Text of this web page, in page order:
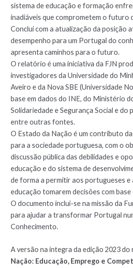
sistema de educação e formação
inadiáveis que comprometem o futuro
Conclui com a atualização da posição
desempenho para um Portugal do
apresenta caminhos para o futuro.
O relatório é uma iniciativa da FJN
investigadores da Universidade do
Aveiro e da Nova SBE (Universidade
base em dados do INE, do Ministério
Solidariedade e Segurança Social e
entre outras fontes.
O Estado da Nação é um contributo
para a sociedade portuguesa, com o
discussão pública das debilidades e
educação e do sistema de
de forma a permitir aos portugueses e
educação tomarem decisões com
O documento inclui-se na missão da
para ajudar a transformar Portugal
Conhecimento.
A versão na íntegra da edição 2023
Nação: Educação, Emprego e